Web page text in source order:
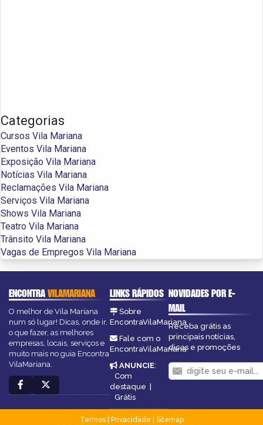
Categorias
Cursos Vila Mariana
Eventos Vila Mariana
Exposição Vila Mariana
Notícias Vila Mariana
Reclamações Vila Mariana
Serviços Vila Mariana
Shows Vila Mariana
Teatro Vila Mariana
Trânsito Vila Mariana
Vagas de Empregos Vila Mariana
ENCONTRAVILAMARIANA
O melhor de Vila Mariana
num só lugar! Dicas, onde ir,
o que fazer, as melhores
empresas, locais, serviços e
muito mais no guia Encontra
VilaMariana.
LINKS RÁPIDOS
Sobre
EncontraVilaMariana
Fale com o
EncontraVilaMariana
ANUNCIE:
Com
destaque |
Grátis
NOVIDADES POR E-
MAIL
Receba grátis as
principais notícias,
dicas e promoções
Termos| Privacidade
Sitemap